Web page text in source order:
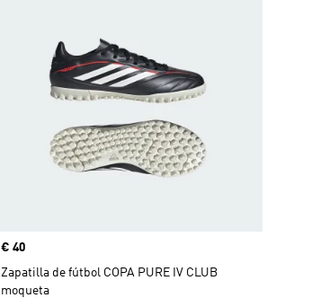
Precio
€ 40
Zapatilla de fútbol COPA PURE IV CLUB
moqueta